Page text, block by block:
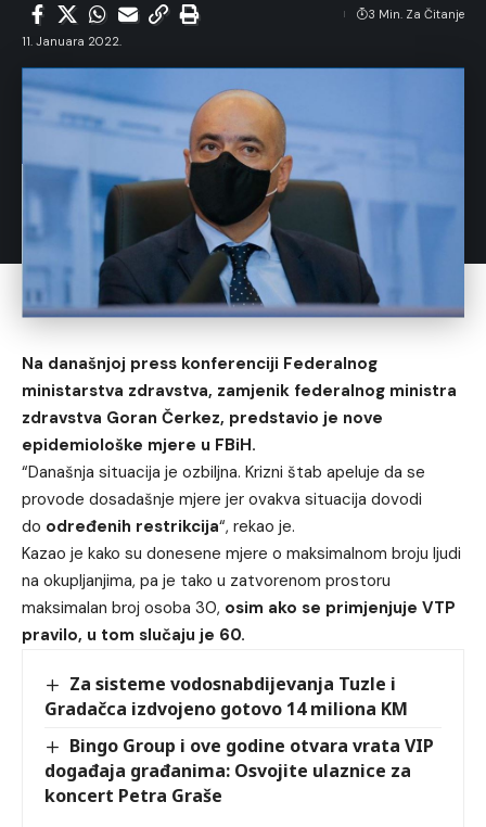
11. Januara 2022.
3 Min. Za Čitanje
Na današnjoj press konferenciji Federalnog
ministarstva zdravstva, zamjenik federalnog ministra
zdravstva Goran Čerkez, predstavio je nove
epidemiološke mjere u FBiH.
“Današnja situacija je ozbiljna. Krizni štab apeluje da se
provode dosadašnje mjere jer ovakva situacija dovodi
do određenih restrikcija“, rekao je.
Kazao je kako su donesene mjere o maksimalnom broju ljudi
na okupljanjima, pa je tako u zatvorenom prostoru
maksimalan broj osoba 30, osim ako se primjenjuje VTP
pravilo, u tom slučaju je 60.
Za sisteme vodosnabdijevanja Tuzle i
Gradačca izdvojeno gotovo 14 miliona KM
Bingo Group i ove godine otvara vrata VIP
događaja građanima: Osvojite ulaznice za
koncert Petra Graše